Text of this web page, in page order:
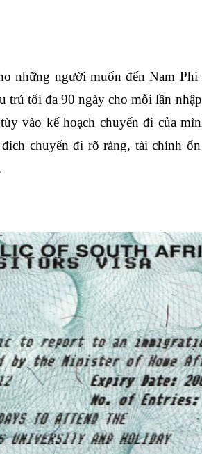
những người muốn đến Nam Phi
trú tối đa 90 ngày cho mỗi lần
vào kế hoạch chuyến đi của
chuyến đi rõ ràng, tài chính